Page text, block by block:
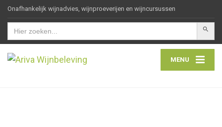
Onafhankelijk wijnadvies, wijnproeverijen en wijncursussen
Zoek
naar:
MENU